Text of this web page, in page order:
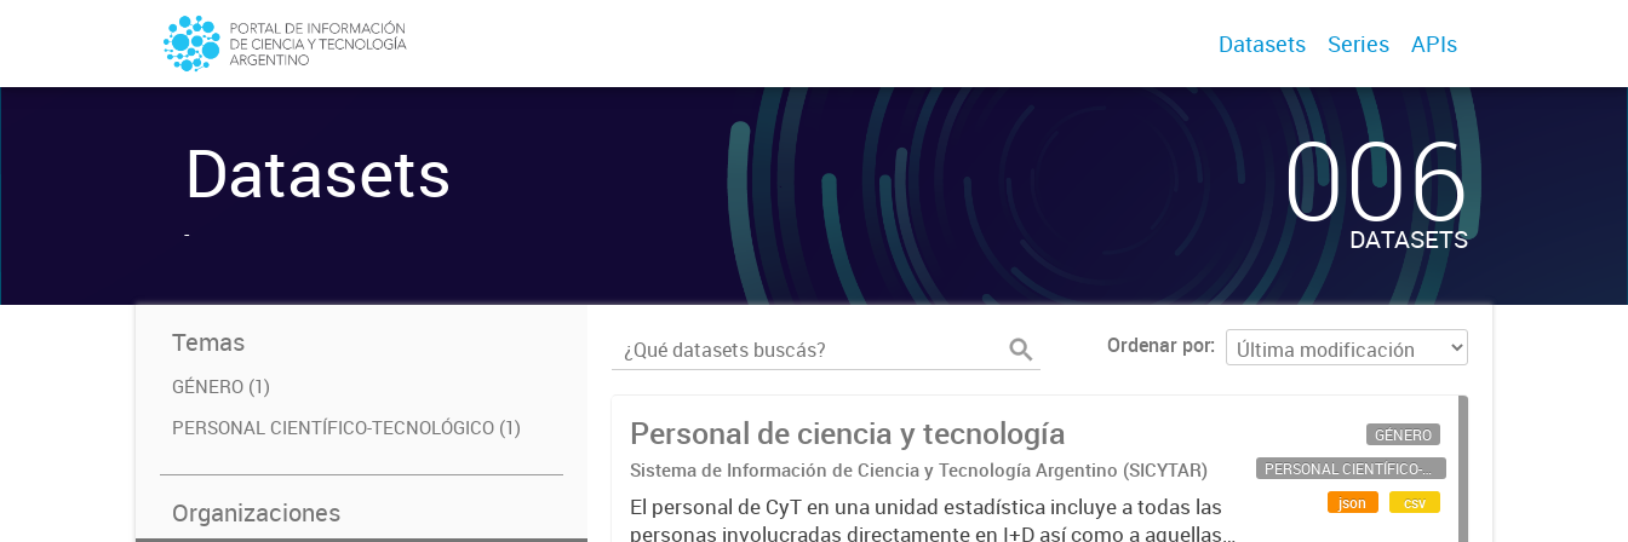
Datasets Series APIs
Datasets
- 006
DATASETS
Temas
GÉNERO (1)
PERSONAL CIENTÍFICO-TECNOLÓGICO (1)
Organizaciones
Ordenar por
Personal de ciencia y tecnología
Sistema de Información de Ciencia y Tecnología Argentino (SICYTAR)
El personal de CyT en una unidad estadística incluye a todas las
personas involucradas directamente en I+D así como a aquellas
GÉNERO
PERSONAL CIENTÍFICO-TECNOLÓGICO
json
csv